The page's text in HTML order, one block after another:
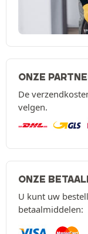
ONZE
De
velgen.
ONZE
U kunt uw
betaalmiddelen: